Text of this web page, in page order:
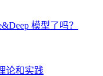
模型了吗？
论和实践